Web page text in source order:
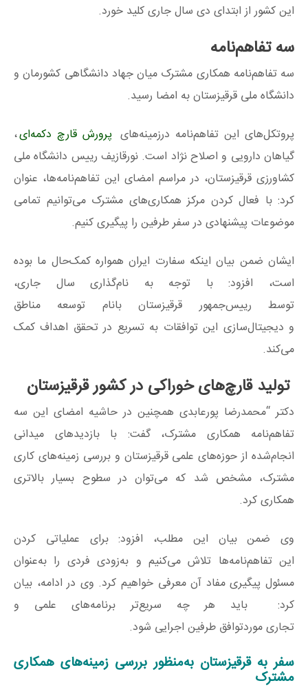
این کشور از ابتدای دی سال جاری کلید خورد.
سه تفاهم‌نامه
سه تفاهم‌نامه همکاری مشترک میان جهاد دانشگاهی کشورمان و
دانشگاه ملی قرقیزستان به امضا رسید.
پروتکل‌های این تفاهم‌نامه درزمینه‌های پرورش قارچ دکمه‌ای،
گیاهان دارویی و اصلاح نژاد است. نورقازیف رییس دانشگاه ملی
کشاورزی قرقیزستان، در مراسم امضای این تفاهم‌نامه‌ها، عنوان
کرد: با فعال کردن مرکز همکاری‌های مشترک می‌توانیم تمامی
موضوعات پیشنهادی در سفر طرفین را پیگیری کنیم.
ایشان ضمن بیان اینکه سفارت ایران همواره کمک‌حال ما بوده
است، افزود: با توجه به نام‌گذاری سال جاری،
توسط رییس‌جمهور قرقیزستان بانام توسعه مناطق
و دیجیتال‌سازی این توافقات به تسریع در تحقق اهداف کمک
می‌کند.
تولید قارچ‌های خوراکی در کشور قرقیزستان
دکتر “محمدرضا پورعابدی همچنین در حاشیه امضای این سه
تفاهم‌نامه همکاری مشترک، گفت: با بازدیدهای میدانی
انجام‌شده از حوزه‌های علمی قرقیزستان و بررسی زمینه‌های کاری
مشترک، مشخص شد که می‌توان در سطوح بسیار بالاتری
همکاری کرد.
وی ضمن بیان این مطلب، افزود: برای عملیاتی کردن
این تفاهم‌نامه‌ها تلاش می‌کنیم و به‌زودی فردی را به‌عنوان
مسئول پیگیری مفاد آن معرفی خواهیم کرد. وی در ادامه، بیان
کرد: باید هر چه سریع‌تر برنامه‌های علمی و
تجاری موردتوافق طرفین اجرایی شود.
سفر به قرقیزستان به‌منظور بررسی زمینه‌های همکاری
مشترک